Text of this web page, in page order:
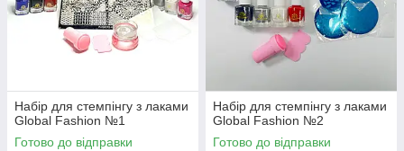
Набір для стемпінгу з лаками
Global Fashion №1
Готово до відправки
Набір для стемпінгу з лаками
Global Fashion №2
Готово до відправки